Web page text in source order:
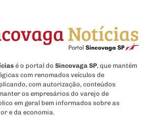
é o portal do Sincovaga SP, que mantém
com renomados veículos de
com autorização, conteúdos
os empresários do varejo de
em geral bem informados sobre as
e da economia.